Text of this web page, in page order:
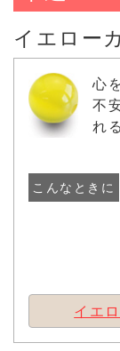
イエロー
心
不
れ
こんなときに
イエ